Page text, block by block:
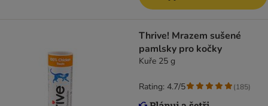
Thrive! Mrazem sušené
pamlsky pro kočky
Kuře 25 g
Rating: 4.7/5 (185)